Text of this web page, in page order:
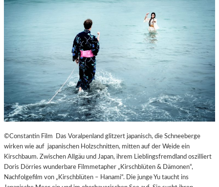
©Constantin Film Das Voralpenland glitzert japanisch, die Schneeberge
wirken wie auf japanischen Holzschnitten, mitten auf der Weide ein
Kirschbaum. Zwischen Allgäu und Japan, ihrem Lieblingsfremdland oszilliert
Doris Dörries wunderbare Filmmetapher „Kirschblüten & Dämonen“,
Nachfolgefilm von „Kirschblüten – Hanami“. Die junge Yu taucht ins